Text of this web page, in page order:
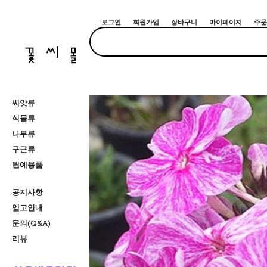
로그인 회원가입 장바구니 마이페이지 주
씨앗류
식물류
나무류
구근류
원예용품
공지사항
입고안내
문의(Q&A)
리뷰